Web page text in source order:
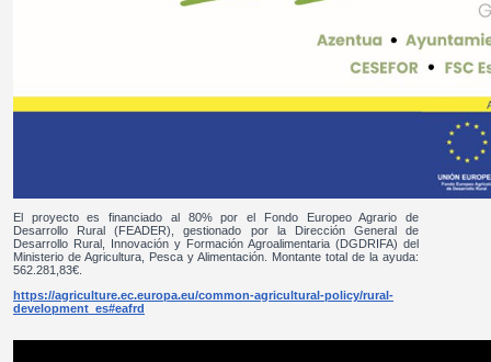
El proyecto es financiado al 80% por el Fondo Europeo Agrario de
Desarrollo Rural (FEADER), gestionado por la Dirección General de
Desarrollo Rural, Innovación y Formación Agroalimentaria (DGDRIFA) del
Ministerio de Agricultura, Pesca y Alimentación. Montante total de la ayuda:
562.281,83€.
https://agriculture.ec.europa.eu/common-agricultural-policy/rural-
development_es#eafrd